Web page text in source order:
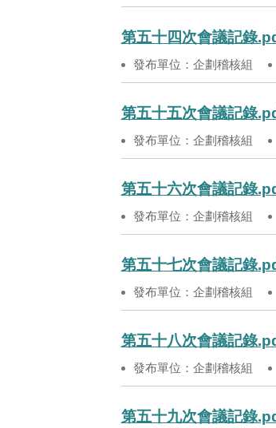
第五十四次會議記錄
發布單位：企劃稽核組
第五十五次會議記錄
發布單位：企劃稽核組
第五十六次會議記錄
發布單位：企劃稽核組
第五十七次會議記錄
發布單位：企劃稽核組
第五十八次會議記錄
發布單位：企劃稽核組
第五十九次會議記錄